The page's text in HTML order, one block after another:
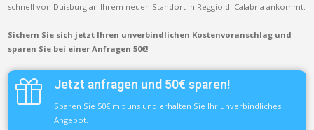
schnell von Duisburg an Ihrem neuen Standort in Reggio di Calabria ankommt.
Sichern Sie sich jetzt Ihren unverbindlichen Kostenvoranschlag und
sparen Sie bei einer Anfragen 50€!
Jetzt anfragen und 50€ sparen!
Sparen Sie 50€ mit uns und erhalten Sie Ihr unverbindliches
Angebot.